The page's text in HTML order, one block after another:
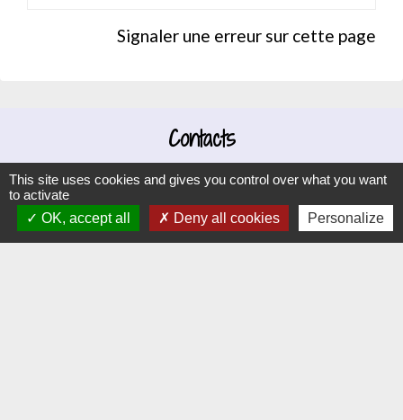
Signaler une erreur sur cette page
Contacts
Commune d'Hauteville-lès-Dijon
21121 Hauteville-lès-Dijon - FRANCE
+33 3 80 58 07 08
This site uses cookies and gives you control over what you want
to activate
OK, accept all
Deny all cookies Personalize